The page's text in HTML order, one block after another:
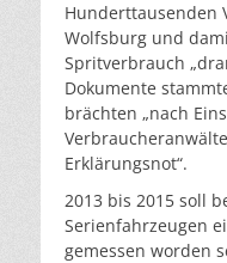
Hunderttausenden
Wolfsburg und
Spritverbrauch
Dokumente
brächten „nach
Erklärungsnot“.
2013 bis 2015 soll
Serienfahrzeugen
gemessen worden